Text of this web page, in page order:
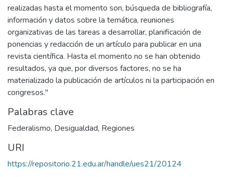
realizadas hasta el momento son, búsqueda de bibliografía,
información y datos sobre la temática, reuniones
organizativas de las tareas a desarrollar, planificación de
ponencias y redacción de un artículo para publicar en una
revista científica. Hasta el momento no se han obtenido
resultados, ya que, por diversos factores, no se ha
materializado la publicación de artículos ni la participación en
congresos."
Palabras clave
Federalismo, Desigualdad, Regiones
URI
https://repositorio.21.edu.ar/handle/ues21/20124